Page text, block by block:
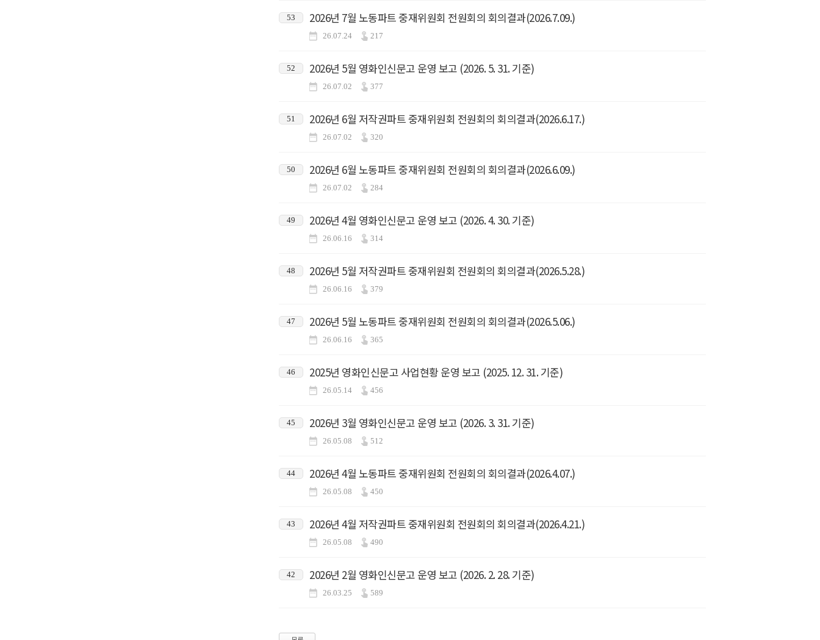
53 2026년 7월 노동파트 중재위원회 전원회의 회의결과(2026.7.09.)
26.07.24 217
52 2026년 5월 영화인신문고 운영 보고 (2026. 5. 31. 기준)
26.07.02 377
51 2026년 6월 저작권파트 중재위원회 전원회의 회의결과(2026.6.17.)
26.07.02 320
50 2026년 6월 노동파트 중재위원회 전원회의 회의결과(2026.6.09.)
26.07.02 284
49 2026년 4월 영화인신문고 운영 보고 (2026. 4. 30. 기준)
26.06.16 314
48 2026년 5월 저작권파트 중재위원회 전원회의 회의결과(2026.5.28.)
26.06.16 379
47 2026년 5월 노동파트 중재위원회 전원회의 회의결과(2026.5.06.)
26.06.16 365
46 2025년 영화인신문고 사업현황 운영 보고 (2025. 12. 31. 기준)
26.05.14 456
45 2026년 3월 영화인신문고 운영 보고 (2026. 3. 31. 기준)
26.05.08 512
44 2026년 4월 노동파트 중재위원회 전원회의 회의결과(2026.4.07.)
26.05.08 450
43 2026년 4월 저작권파트 중재위원회 전원회의 회의결과(2026.4.21.)
26.05.08 490
42 2026년 2월 영화인신문고 운영 보고 (2026. 2. 28. 기준)
26.03.25 589